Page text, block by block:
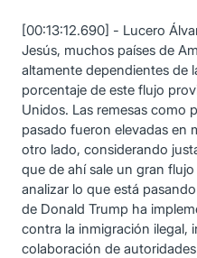
[00:13:12.690] - Lucero
Jesús, muchos países de
altamente dependientes de
porcentaje de este flujo
Unidos. Las remesas como
pasado fueron elevadas en
otro lado, considerando
que de ahí sale un gran
analizar lo que está
de Donald Trump ha
contra la inmigración ilegal,
colaboración de